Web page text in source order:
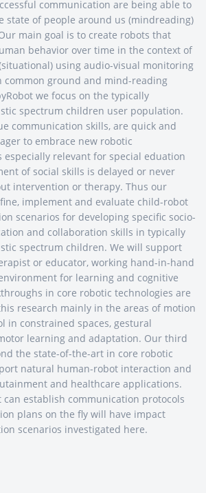
communication are being able to
state of people around us (mindreading)
main goal is to create robots that
behavior over time in the context of
using audio-visual monitoring
common ground and mind-reading
we focus on the typically
spectrum children user population.
communication skills, are quick and
to embrace new robotic
especially relevant for special eduation
of social skills is delayed or never
intervention or therapy. Thus our
implement and evaluate child-robot
scenarios for developing specific socio-
and collaboration skills in typically
spectrum children. We will support
or educator, working hand-in-hand
for learning and cognitive
in core robotic technologies are
research mainly in the areas of motion
in constrained spaces, gestural
learning and adaptation. Our third
the state-of-the-art in core robotic
natural human-robot interaction and
and healthcare applications.
establish communication protocols
plans on the fly will have impact
scenarios investigated here.